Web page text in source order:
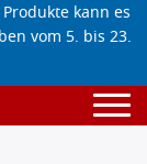
kann es
vom 5. bis 23.